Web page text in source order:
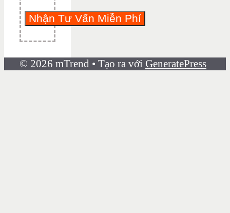
© 2026 mTrend • Tạo ra với GeneratePress